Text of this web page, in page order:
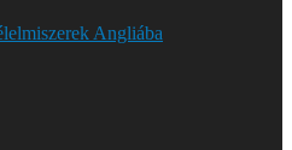
Angliába